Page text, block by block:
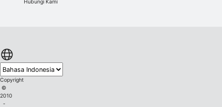
Hubungi Kami
Copyright
©
2010
-